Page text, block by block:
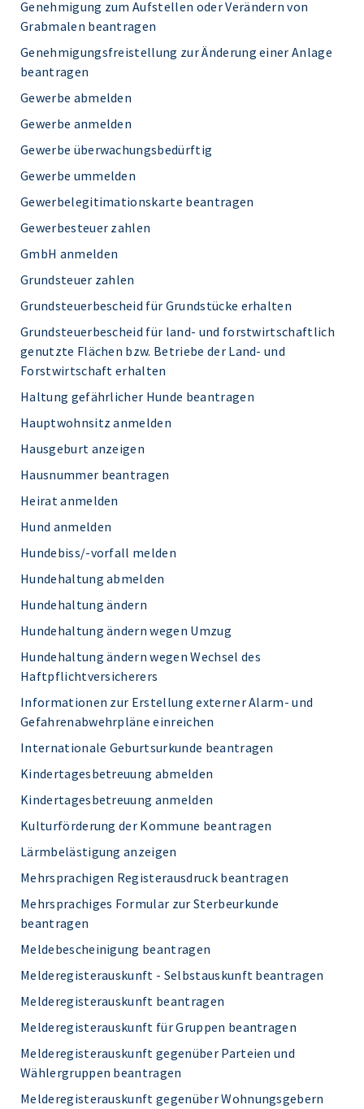
Genehmigung zum Aufstellen oder Verändern von
Grabmalen beantragen
Genehmigungsfreistellung zur Änderung einer Anlage
beantragen
Gewerbe abmelden
Gewerbe anmelden
Gewerbe überwachungsbedürftig
Gewerbe ummelden
Gewerbelegitimationskarte beantragen
Gewerbesteuer zahlen
GmbH anmelden
Grundsteuer zahlen
Grundsteuerbescheid für Grundstücke erhalten
Grundsteuerbescheid für land- und forstwirtschaftlich
genutzte Flächen bzw. Betriebe der Land- und
Forstwirtschaft erhalten
Haltung gefährlicher Hunde beantragen
Hauptwohnsitz anmelden
Hausgeburt anzeigen
Hausnummer beantragen
Heirat anmelden
Hund anmelden
Hundebiss/-vorfall melden
Hundehaltung abmelden
Hundehaltung ändern
Hundehaltung ändern wegen Umzug
Hundehaltung ändern wegen Wechsel des
Haftpflichtversicherers
Informationen zur Erstellung externer Alarm- und
Gefahrenabwehrpläne einreichen
Internationale Geburtsurkunde beantragen
Kindertagesbetreuung abmelden
Kindertagesbetreuung anmelden
Kulturförderung der Kommune beantragen
Lärmbelästigung anzeigen
Mehrsprachigen Registerausdruck beantragen
Mehrsprachiges Formular zur Sterbeurkunde
beantragen
Meldebescheinigung beantragen
Melderegisterauskunft - Selbstauskunft beantragen
Melderegisterauskunft beantragen
Melderegisterauskunft für Gruppen beantragen
Melderegisterauskunft gegenüber Parteien und
Wählergruppen beantragen
Melderegisterauskunft gegenüber Wohnungsgebern